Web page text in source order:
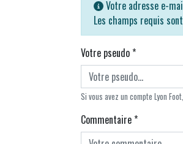
Votre adresse e-
Les champs requis
Votre pseudo*
Si vous avez un compte Lyon Foot,
Commentaire*